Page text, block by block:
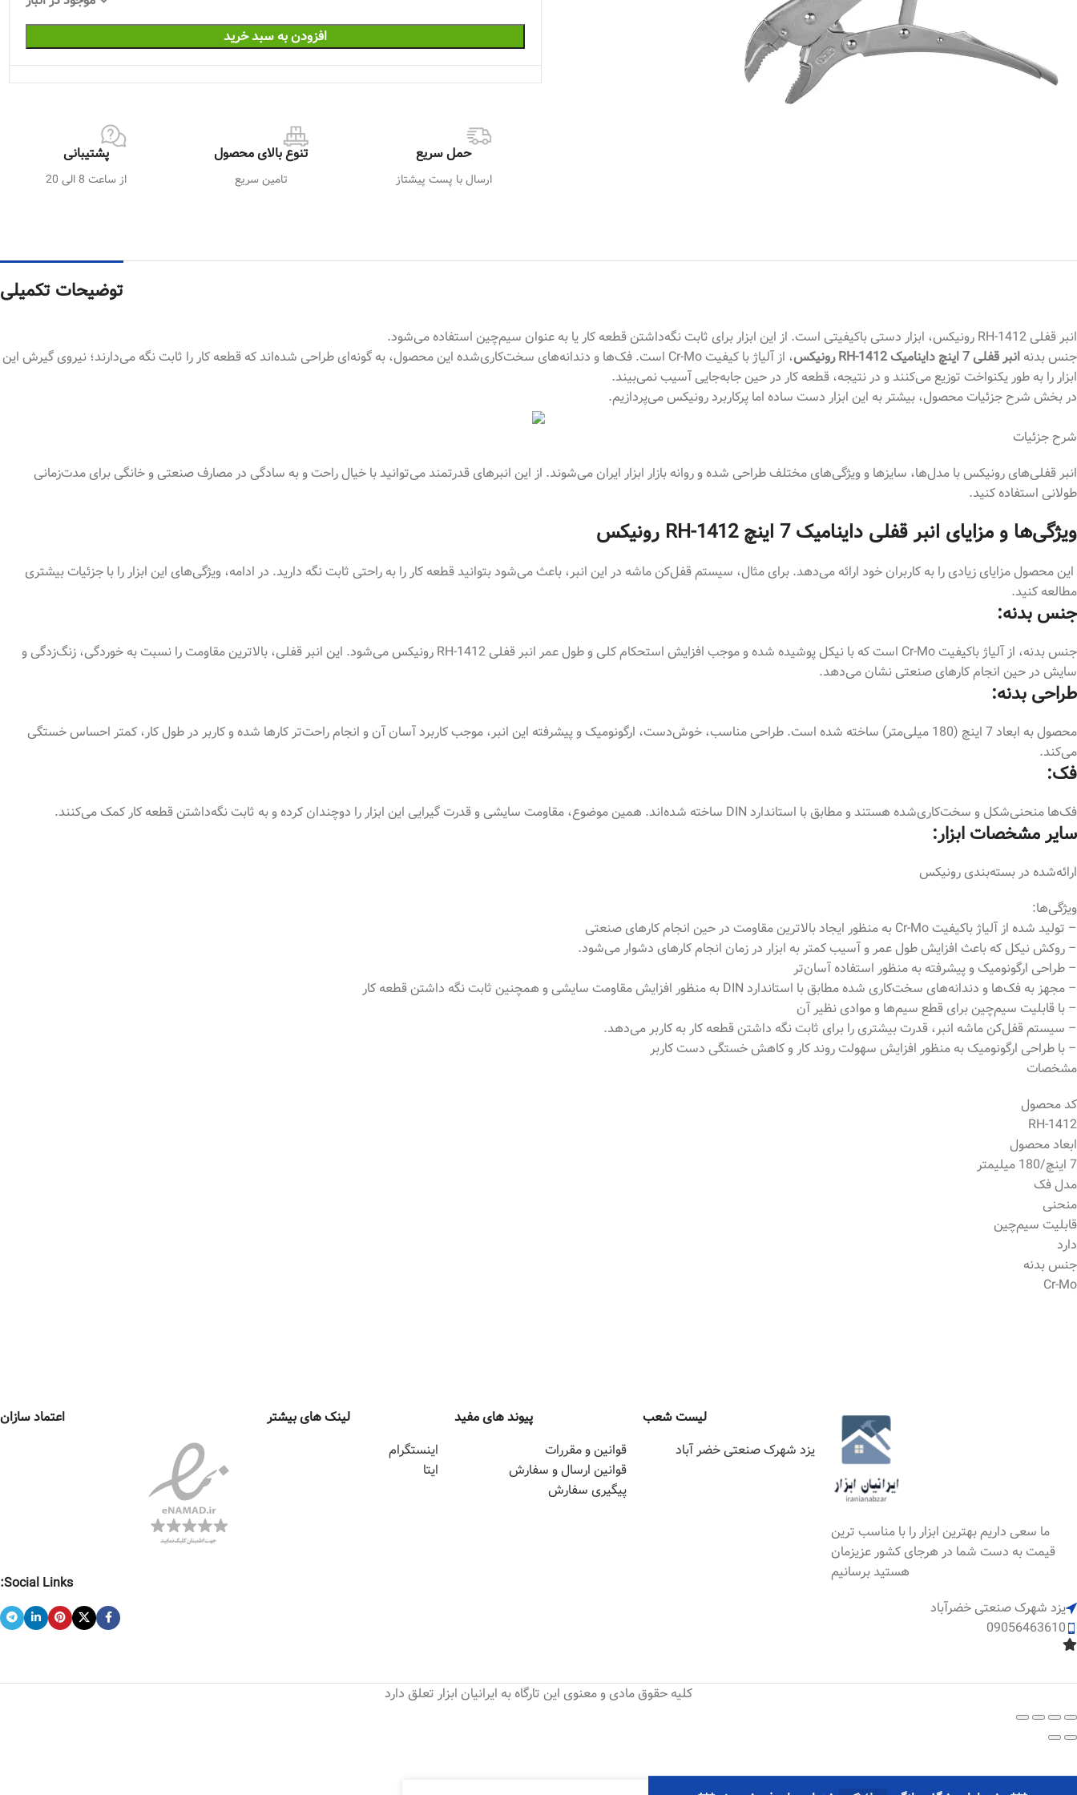
افزودن به سبد خرید
حمل سریع
ارسال با پست پیشتاز
تنوع بالای محصول
تامین سریع
پشتیبانی
از ساعت 8 الی 20
توضیحات تکمیلی
انبر قفلی RH-1412 رونیکس، ابزار دستی باکیفیتی است. از این ابزار برای ثابت نگه‌داشتن قطعه کار یا به عنوان سیم‌چین استفاده می‌شود.
جنس بدنه انبر قفلی 7 اینچ داینامیک RH-1412رونیکس
، از آلیاژ با کیفیت Cr-Mo است. فک‌ها و دندانه‌های سخت‌کاری‌شده‌ این محصول، به گونه‌ای طراحی شده‌اند که قطعه‌ کار را ثابت نگه می‌دارند؛ نیروی گیرش این
ابزار را به طور یکنواخت توزیع می‌کنند و در نتیجه، قطعه‌ کار در حین جابه‌جایی آسیب نمی‌بیند.
در بخش شرح جزئیات محصول، بیشتر به این ابزار دست ساده اما پرکاربرد رونیکس می‌پردازیم.
شرح جزئیات
انبر قفلی‌های رونیکس با مدل‌ها، سایزها و ویژگی‌های مختلف طراحی شده و روانه بازار ابزار ایران می‌شوند. از این انبرهای قدرتمند می‌توانید با خیال راحت و به سادگی در مصارف صنعتی و خانگی برای مدت‌زمانی
طولانی استفاده کنید.
ویژگی‌ها و مزایای انبر قفلی داینامیک 7 اینچ RH-1412 رونیکس
این محصول مزایای زیادی را به کاربران خود ارائه می‌دهد. برای مثال، سیستم قفل‌کن ماشه در این انبر، باعث می‌شود بتوانید قطعه کار را به راحتی ثابت نگه دارید. در ادامه، ویژگی‌های این ابزار را با جزئیات بیشتری
مطالعه کنید.
جنس بدنه:
جنس بدنه، از آلیاژ باکیفیت Cr-Mo است که با نیکل پوشیده شده و موجب افزایش استحکام کلی و طول عمر انبر قفلی RH-1412 رونیکس می‌شود. این انبر قفلی، بالاترین مقاومت را نسبت به خوردگی، زنگ‌زدگی و
سایش در حین انجام کارهای صنعتی نشان می‎‌دهد.
طراحی بدنه:
محصول به ابعاد 7 اینچ (180 میلی‌متر) ساخته شده است. طراحی مناسب، خوش‌دست، ارگونومیک و پیشرفته‌ این انبر، موجب کاربرد آسان آن و انجام راحت‌تر کارها شده و کاربر در طول کار، کمتر احساس خستگی
می‌کند.
فک:
فک‌ها منحنی‌شکل و سخت‌کاری‌شده هستند و مطابق با استاندارد DIN ساخته شده‌اند. همین موضوع، مقاومت سایشی و قدرت گیرایی این ابزار را دوچندان کرده و به ثابت نگه‌داشتن قطعه‌ کار کمک می‌کنند.
سایر مشخصات ابزار:
ارائه‌شده در بسته‌بندی رونیکس
ویژگی‌ها:
– تولید شده از آلیاژ باکیفیت Cr-Mo به منظور ایجاد بالاترین مقاومت در حین انجام کارهای صنعتی
– روکش نیکل که باعث افزایش طول عمر و آسیب کمتر به ابزار در زمان انجام کارهای دشوار می‌شود.
– طراحی ارگونومیک و پیشرفته به منظور استفاده آسان‌تر
– مجهز به فک‌ها و دندانه‌های سخت‌کاری شده مطابق با استاندارد DIN به منظور افزایش مقاومت سایشی و همچنین ثابت نگه داشتن قطعه کار
– با قابلیت سیم‌چین برای قطع سیم‌ها و موادی نظیر آن
– سیستم قفل‌کن ماشه انبر، قدرت بیشتری را برای ثابت نگه داشتن قطعه کار به کاربر می‌دهد.
– با طراحی ارگونومیک به منظور افزایش سهولت روند کار و کاهش خستگی دست کاربر
مشخصات
کد محصول
RH-1412
ابعاد محصول
7 اینچ/180 میلیمتر
مدل فک
منحنی
قابلیت سیم‌چین
دارد
جنس بدنه
Cr-Mo
ما سعی داریم بهترین ابزار را با مناسب ترین
قیمت به دست شما در هرجای کشور عزیزمان
هستید برسانیم
یزد شهرک صنعتی خضرآباد
09056463610
لیست شعب
یزد شهرک صنعتی خضر آباد
پیوند های مفید
قوانین و مقررات
قوانین ارسال و سفارش
پیگیری سفارش
لینک های بیشتر
اینستگرام
ایتا
اعتماد سازان
Social Links:
کلیه حقوق مادی و معنوی این تارگاه به ایرانیان ابزار تعلق دارد